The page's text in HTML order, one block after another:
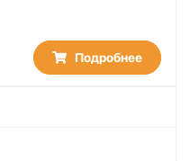
Подробнее